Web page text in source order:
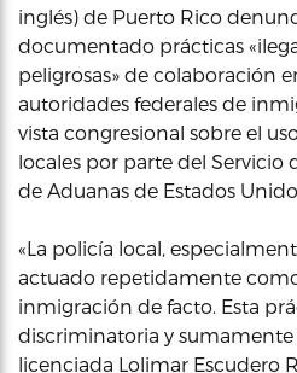
inglés) de Puerto Rico
documentado prácticas
peligrosas» de colaboración
autoridades federales de
vista congresional sobre el
locales por parte del
de Aduanas de Estados
«La policía local,
actuado repetidamente
inmigración de facto. Esta
discriminatoria y sumamente
licenciada Lolimar Escudero